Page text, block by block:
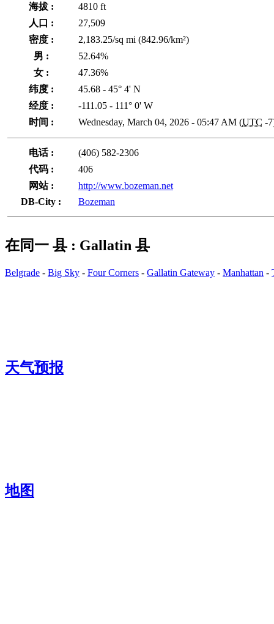
海拔 :
4810 ft
人口 :
27,509
密度 :
2,183.25/sq mi (842.96/km²)
男 :
52.64%
女 :
47.36%
纬度 :
45.68 - 45° 4' N
经度 :
-111.05 - 111° 0' W
时间 :
Wednesday, March 04, 2026 - 05:47 AM (UTC -
电话 :
(406) 582-2306
代码 :
406
网站 :
http://www.bozeman.net
DB-City :
Bozeman
在同一 县 : Gallatin 县
Belgrade - Big Sky - Four Corners - Gallatin Gateway - Manhattan -
天气预报
地图